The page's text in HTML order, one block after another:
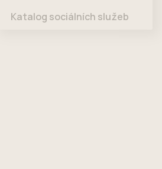
Katalog sociálních služeb